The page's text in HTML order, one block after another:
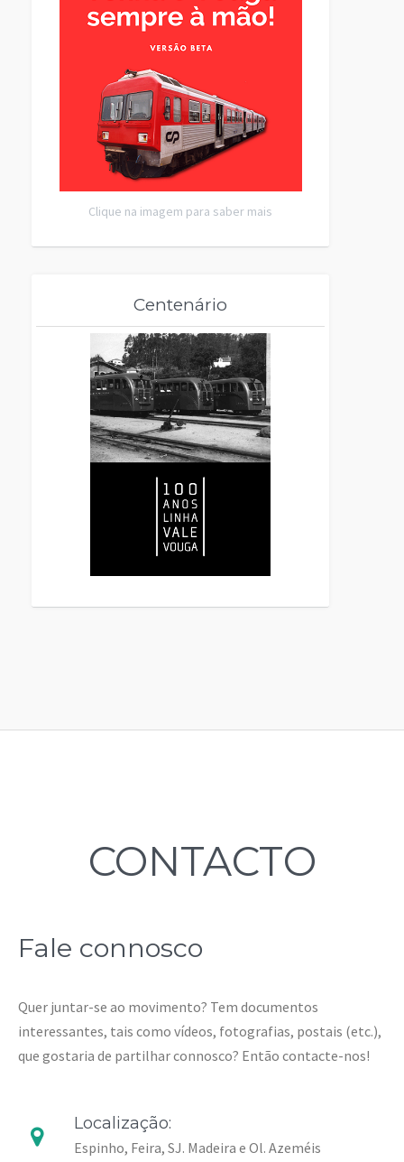
Clique na imagem para saber mais
Centenário
CONTACTO
Fale connosco
Quer juntar-se ao movimento? Tem documentos
interessantes, tais como vídeos, fotografias, postais (etc.),
que gostaria de partilhar connosco? Então contacte-nos!
Localização:
Espinho, Feira, SJ. Madeira e Ol. Azeméis